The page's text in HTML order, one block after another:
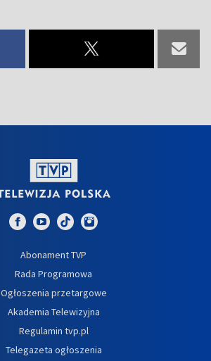
Abonament TVP
Rada Programowa
Ogłoszenia przetargowe
Akademia Telewizyjna
Regulamin tvp.pl
Telegazeta ogłoszenia